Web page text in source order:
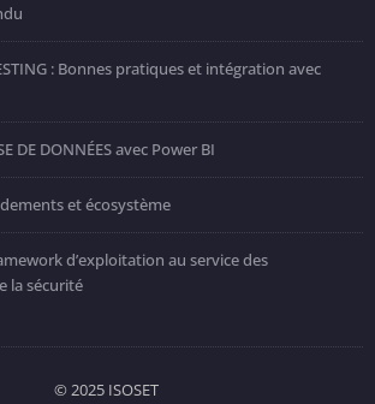
: Bonnes pratiques et intégration avec
DE DONNÉES avec Power BI
et écosystème
d’exploitation au service des
la sécurité
© 2025 ISOSET